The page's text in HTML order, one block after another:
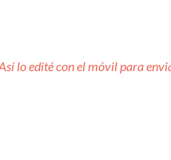
lo edité con el móvil para